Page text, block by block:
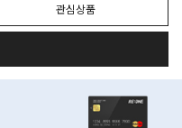
관심상품